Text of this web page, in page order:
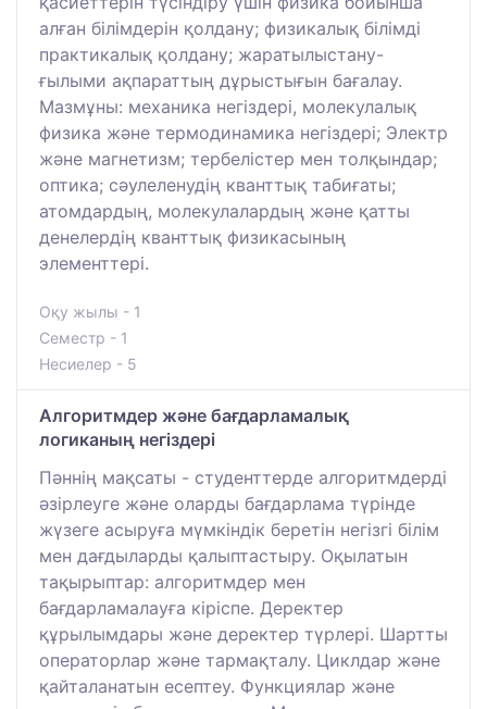
алған білімдерін қолдану; физикалық білімді
практикалық қолдану; жаратылыстану-
ғылыми ақпараттың дұрыстығын бағалау.
Мазмұны: механика негіздері, молекулалық
физика және термодинамика негіздері; Электр
және магнетизм; тербелістер мен толқындар;
оптика; сәулеленудің кванттық табиғаты;
атомдардың, молекулалардың және қатты
денелердің кванттық физикасының
элементтері.
Оқу жылы - 1
Семестр - 1
Несиелер - 5
Алгоритмдер және бағдарламалық
логиканың негіздері
Пәннің мақсаты - студенттерде алгоритмдерді
әзірлеуге және оларды бағдарлама түрінде
жүзеге асыруға мүмкіндік беретін негізгі білім
мен дағдыларды қалыптастыру. Оқылатын
тақырыптар: алгоритмдер мен
бағдарламалауға кіріспе. Деректер
құрылымдары және деректер түрлері. Шартты
операторлар және тармақталу. Циклдар және
қайталанатын есептеу. Функциялар және